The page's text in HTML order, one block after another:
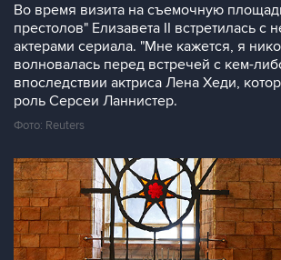
Во время визита на съемочную
престолов" Елизавета II встретилась с
актерами сериала. "Мне кажется, я
волновалась перед встречей с кем-
впоследствии актриса Лена Хеди,
роль Серсеи Ланнистер.
Фото: Reuters